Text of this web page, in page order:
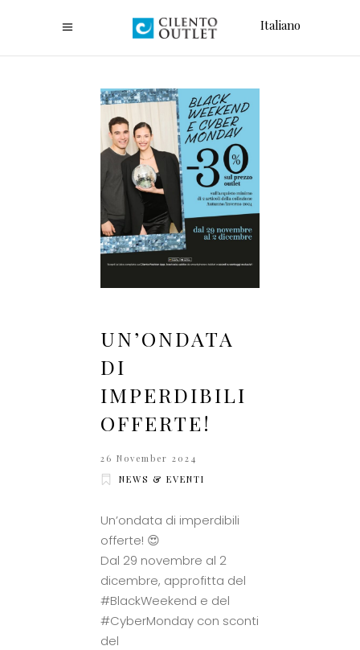
Italiano
UN’ONDATA
DI
IMPERDIBILI
OFFERTE!
26 November 2024
NEWS & EVENTI
Un’ondata di imperdibili
offerte! 😍
Dal 29 novembre al 2
dicembre, approfitta del
#BlackWeekend e del
#CyberMonday con sconti
del